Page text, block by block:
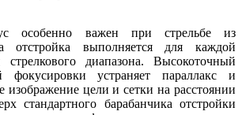
особенно важен при стрельбе из
отстройка выполняется для каждой
стрелкового диапазона. Высокоточный
фокусировки устраняет параллакс и
изображение цели и сетки на расстоянии
стандартного барабанчика отстройки